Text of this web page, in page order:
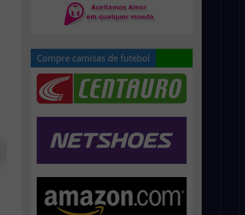
Compre camisas de futebol